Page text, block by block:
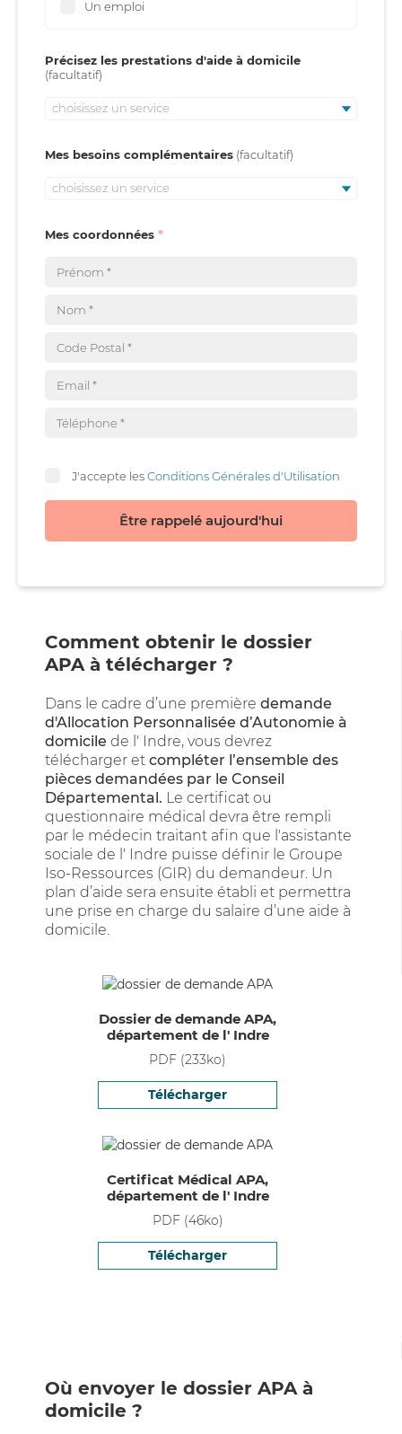
Un emploi
Précisez les prestations d'aide à domicile
choisissez un service
Mes besoins complémentaires
choisissez un service
Mes coordonnées
J'accepte lesConditions Générales d'Utilisation
Être rappelé aujourd'hui
Comment obtenir le dossier
APA à télécharger ?
Dans le cadre d’une première demande
d'Allocation Personnalisée d’Autonomie à
domicile de l' Indre, vous devrez
télécharger et compléter l’ensemble des
pièces demandées par le Conseil
Départemental. Le certificat ou
questionnaire médical devra être rempli
par le médecin traitant afin que l'assistante
sociale de l' Indre puisse définir le Groupe
Iso-Ressources (GIR) du demandeur. Un
plan d’aide sera ensuite établi et permettra
une prise en charge du salaire d’une aide à
domicile.
Dossier de demande APA,
département de l' Indre
PDF (233ko)
Télécharger
Certificat Médical APA,
département de l' Indre
PDF(46ko)
Télécharger
Où envoyer le dossier APA à
domicile ?